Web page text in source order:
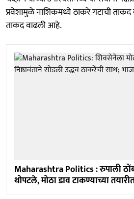
प्रवेशामुळे नाशिकमध्ये ठाकरे गटाची
ताकद वाढली आहे.
Maharashtra Politics : रुपाली
थोपटले, मोठा डाव टाकण्याच्या